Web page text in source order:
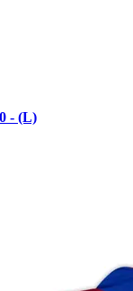
- (L)